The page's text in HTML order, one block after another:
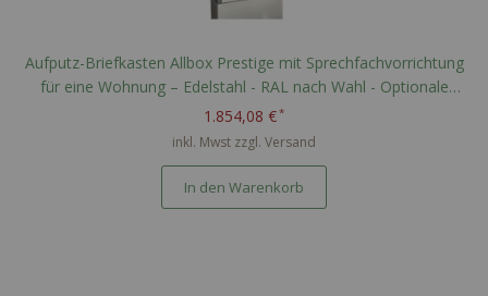
Aufputz-Briefkasten Allbox Prestige mit Sprechfachvorrichtung
für eine Wohnung – Edelstahl - RAL nach Wahl - Optionale
Namensgravur
1.854,08 €
inkl. Mwst zzgl. Versand
In den Warenkorb